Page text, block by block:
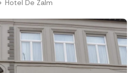
Hotel De Zalm